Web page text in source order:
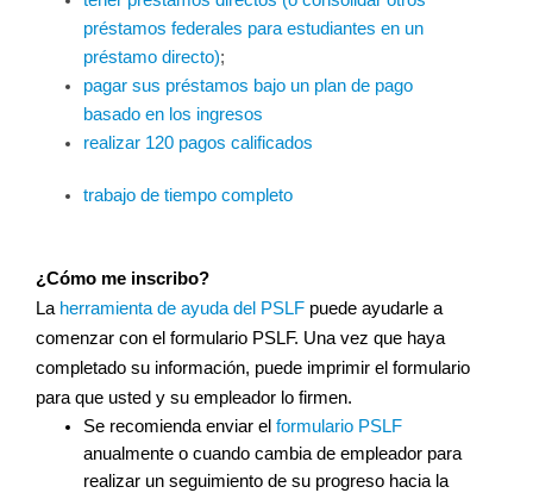
préstamos federales para estudiantes en un
préstamo directo);
pagar sus préstamos bajo un plan de pago
basado en los ingresos
realizar 120 pagos calificados
trabajo de tiempo completo
¿Cómo me inscribo?
La herramienta de ayuda del PSLF puede ayudarle a
comenzar con el formulario PSLF. Una vez que haya
completado su información, puede imprimir el formulario
para que usted y su empleador lo firmen.
Se recomienda enviar el formulario PSLF
anualmente o cuando cambia de empleador para
realizar un seguimiento de su progreso hacia la